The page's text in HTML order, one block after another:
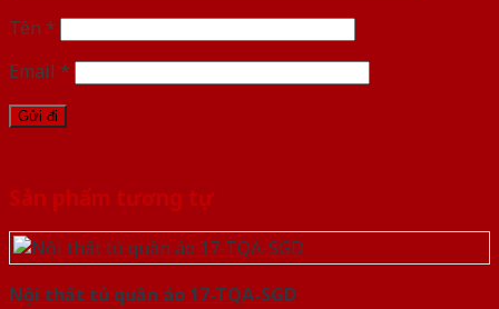
Tên *
Email *
Sản phẩm tương tự
Nội thất tủ quần áo 17-TQA-SGD